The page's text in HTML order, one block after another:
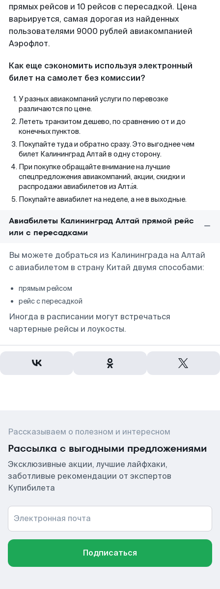
прямых рейсов и 10 рейсов с пересадкой. Цена
варьируется, самая дорогая из найденных
пользователями 9000 рублей авиакомпанией
Аэрофлот.
Как еще сэкономить используя электронный
билет на самолет без комиссии?
У разных авиакомпаний услуги по перевозке
различаются по цене.
Лететь транзитом дешево, по сравнению от и до
конечных пунктов.
Покупайте туда и обратно сразу. Это выгоднее чем
билет Калининград Алтай в одну сторону.
При покупке обращайте внимание на лучшие
спецпредложения авиакомпаний, акции, скидки и
распродажи авиабилетов из Алта́я.
Покупайте авиабилет на неделе, а не в выходные.
Авиабилеты Калининград Алтай прямой рейс
или с пересадками
Вы можете добраться из Калининграда на Алтай
с авиабилетом в страну Китай двумя способами:
прямым рейсом
рейс с пересадкой
Иногда в расписании могут встречаться
чартерные рейсы и лоукосты.
Рассказываем о полезном и интересном
Рассылка с выгодными предложениями
Эксклюзивные акции, лучшие лайфхаки,
заботливые рекомендации от экспертов
Купибилета
Электронная почта
Подписаться